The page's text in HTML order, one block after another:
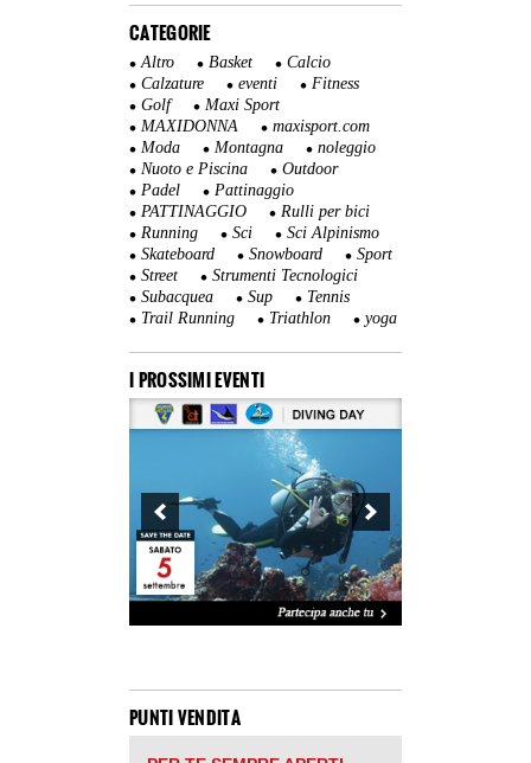
CATEGORIE
Altro Basket
Calcio
Calzature
eventi
Fitness
Golf
Maxi Sport
MAXIDONNA
maxisport.com
Moda
Montagna
noleggio
Nuoto e Piscina
Outdoor
Padel
Pattinaggio
PATTINAGGIO
Rulli per bici
Running
Sci
Sci Alpinismo
Skateboard
Snowboard
Sport
Street
Strumenti Tecnologici
Subacquea
Sup
Tennis
Trail Running
Triathlon yoga
I PROSSIMI EVENTI
PUNTI VENDITA